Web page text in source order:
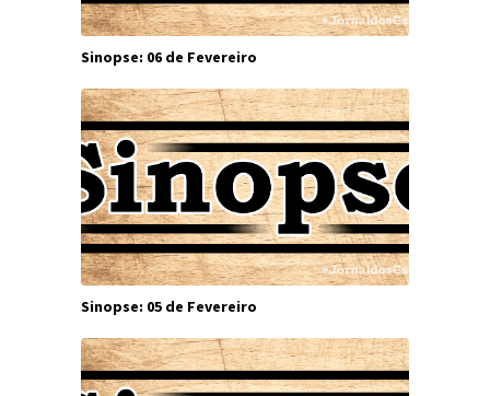
Sinopse: 06 de Fevereiro
Sinopse: 05 de Fevereiro